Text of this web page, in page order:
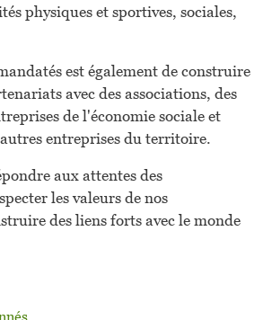
physiques et sportives, sociales,
est également de construire
avec des associations, des
de l'économie sociale et
entreprises du territoire.
aux attentes des
les valeurs de nos
des liens forts avec le monde